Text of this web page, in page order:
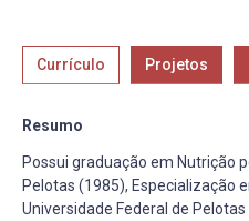
Currículo Projetos
Resumo
Possui graduação em Nutrição
Pelotas (1985), Especialização
Universidade Federal de